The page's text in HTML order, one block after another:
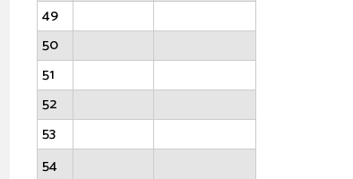
49
50
51
52
53
54